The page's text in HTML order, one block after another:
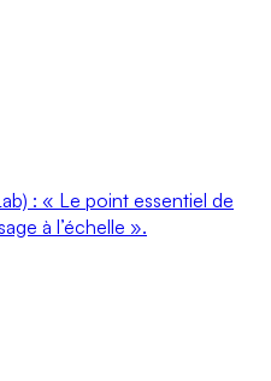
: « Le point essentiel de
à l’échelle ».